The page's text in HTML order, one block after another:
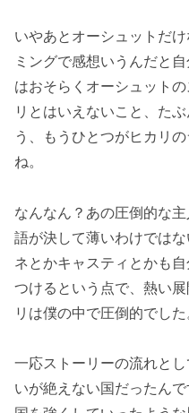
いやあとオーシュットだ
ミングで感想いうんだと
はおそらくオーシュット
リとはいえないこと、た
う、もうひとつがヒカリ
ね。
なんなん？あの圧倒的な
語が決して薄いわけでは
ネとかキャスティとかも
つけるという点で、熱い
リは僕の中で圧倒的でした
一応ストーリーの流れと
いが絶えない国だったん